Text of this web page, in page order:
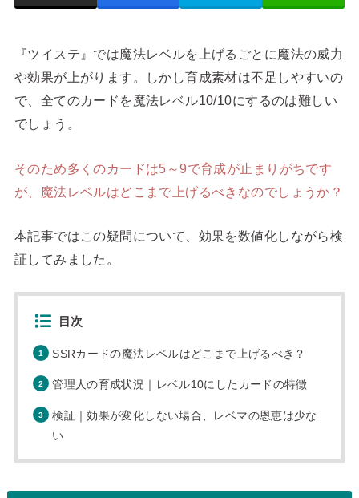
『ツイステ』では魔法レベルを上げるごとに魔法の威力
や効果が上がります。しかし育成素材は不足しやすいの
で、全てのカードを魔法レベル10/10にするのは難しい
でしょう。
そのため多くのカードは5～9で育成が止まりがちです
が、魔法レベルはどこまで上げるべきなのでしょうか？
本記事ではこの疑問について、効果を数値化しながら検
証してみました。
目次
SSRカードの魔法レベルはどこまで上げるべき？
管理人の育成状況｜レベル10にしたカードの特徴
検証｜効果が変化しない場合、レベマの恩恵は少な
い